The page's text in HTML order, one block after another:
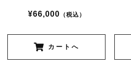
¥66,000 （税込）
カートへ